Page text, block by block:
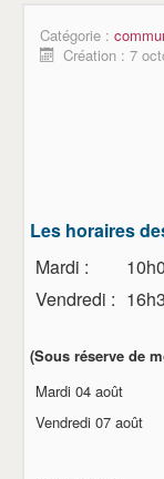
AIDE A DOMICILE
CENTRE
SERVICE DE
AIDES A
ASSISTANTES
LE COMITE DES
LA SOCIETE DE
LA PATRIOTE
L'ETRIER
LES ANCIENS
COMMERCANTS
DEMARCHES
Catégorie :
Création : 7
Les horaires
Mardi :
Vendredi :
(Sous réserve de
Mardi 04 août
Vendredi 07 août